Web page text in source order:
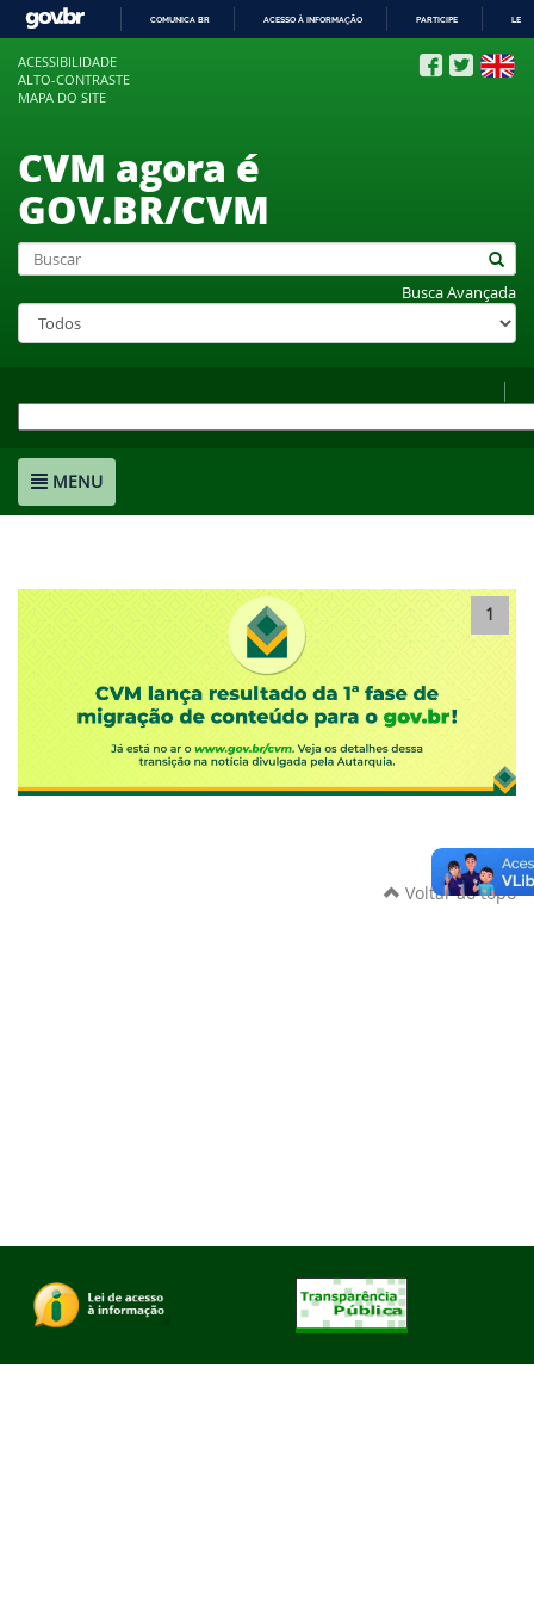
COMUNICA BR ACESSO À INFORMAÇÃO PARTICIPE
ACESSIBILIDADE
ALTO-CONTRASTE
MAPA DO SITE
CVM agora é
GOV.BR/CVM
Busca Avançada
MENU
1
Voltar ao topo